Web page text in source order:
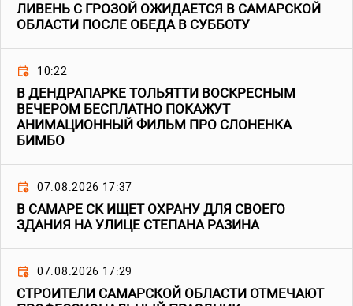
ЛИВЕНЬ С ГРОЗОЙ ОЖИДАЕТСЯ В САМАРСКОЙ
ОБЛАСТИ ПОСЛЕ ОБЕДА В СУББОТУ
10:22
В ДЕНДРАПАРКЕ ТОЛЬЯТТИ ВОСКРЕСНЫМ
ВЕЧЕРОМ БЕСПЛАТНО ПОКАЖУТ
АНИМАЦИОННЫЙ ФИЛЬМ ПРО СЛОНЕНКА
БИМБО
07.08.2026 17:37
В САМАРЕ СК ИЩЕТ ОХРАНУ ДЛЯ СВОЕГО
ЗДАНИЯ НА УЛИЦЕ СТЕПАНА РАЗИНА
07.08.2026 17:29
СТРОИТЕЛИ САМАРСКОЙ ОБЛАСТИ ОТМЕЧАЮТ